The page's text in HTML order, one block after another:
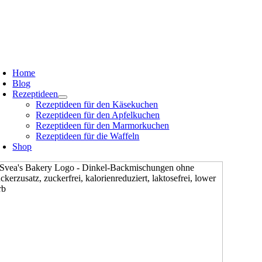
Home
Blog
Rezeptideen
Rezeptideen für den Käsekuchen
Rezeptideen für den Apfelkuchen
Rezeptideen für den Marmorkuchen
Rezeptideen für die Waffeln
Shop